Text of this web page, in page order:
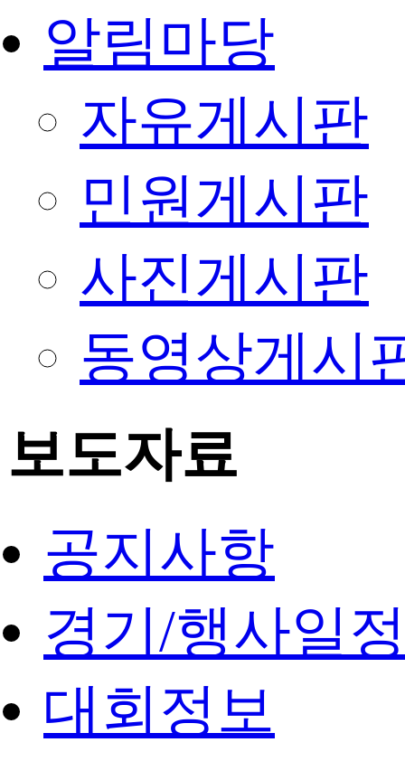
알림마당
자유게시판
민원게시판
사진게시판
동영상게시
보도자료
공지사항
경기/행사일
대회정보